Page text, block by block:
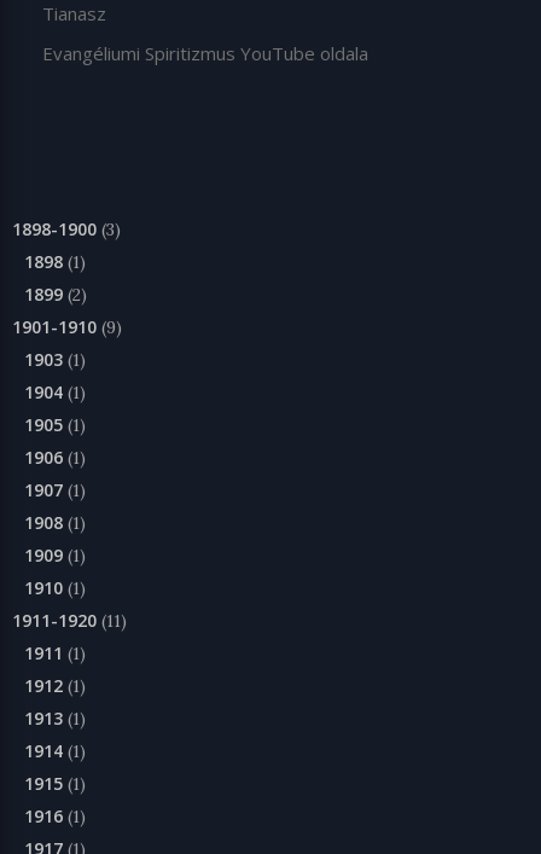
Tianasz
Evangéliumi Spiritizmus YouTube oldala
1898-1900 (3)
1898 (1)
1899 (2)
1901-1910 (9)
1903 (1)
1904 (1)
1905 (1)
1906 (1)
1907 (1)
1908 (1)
1909 (1)
1910 (1)
1911-1920 (11)
1911 (1)
1912 (1)
1913 (1)
1914 (1)
1915 (1)
1916 (1)
1917